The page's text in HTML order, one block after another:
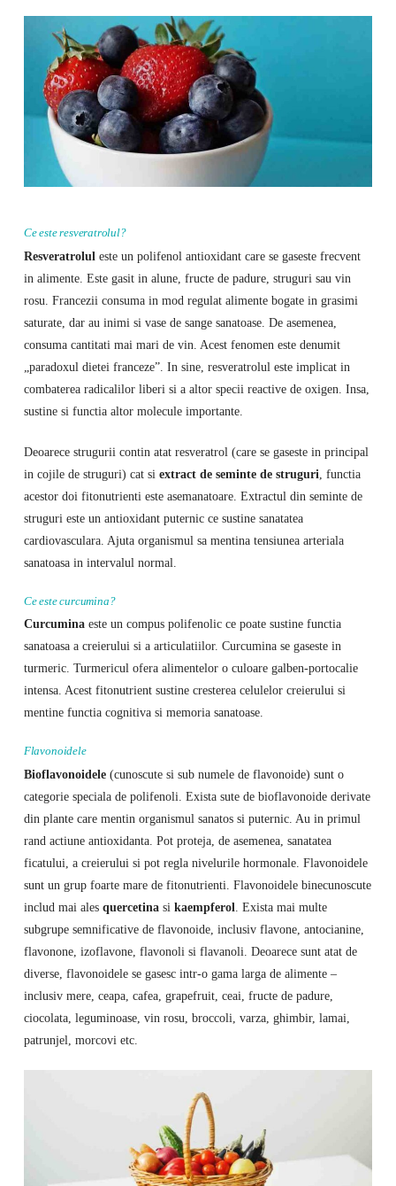
Ce este resveratrolul?
Resveratrolul este un polifenol antioxidant care se gaseste frecvent
in alimente. Este gasit in alune, fructe de padure, struguri sau vin
rosu. Francezii consuma in mod regulat alimente bogate in grasimi
saturate, dar au inimi si vase de sange sanatoase. De asemenea,
consuma cantitati mai mari de vin. Acest fenomen este denumit
„paradoxul dietei franceze”. In sine, resveratrolul este implicat in
combaterea radicalilor liberi si a altor specii reactive de oxigen. Insa,
sustine si functia altor molecule importante.
Deoarece strugurii contin atat resveratrol (care se gaseste in principal
in cojile de struguri) cat si extract de seminte de struguri, functia
acestor doi fitonutrienti este asemanatoare. Extractul din seminte de
struguri este un antioxidant puternic ce sustine sanatatea
cardiovasculara. Ajuta organismul sa mentina tensiunea arteriala
sanatoasa in intervalul normal.
Ce este curcumina?
Curcuminaeste un compus polifenolic ce poate sustine functia
sanatoasa a creierului si a articulatiilor. Curcumina se gaseste in
turmeric. Turmericul ofera alimentelor o culoare galben-portocalie
intensa. Acest fitonutrient sustine cresterea celulelor creierului si
mentine functia cognitiva si memoria sanatoase.
Flavonoidele
Bioflavonoidele(cunoscute si sub numele de flavonoide) sunt o
categorie speciala de polifenoli. Exista sute de bioflavonoide derivate
din plante care mentin organismul sanatos si puternic. Au in primul
rand actiune antioxidanta. Pot proteja, de asemenea, sanatatea
ficatului, a creierului si pot regla nivelurile hormonale. Flavonoidele
sunt un grup foarte mare de fitonutrienti. Flavonoidele binecunoscute
includ mai ales quercetinasi kaempferol . Exista mai multe
subgrupe semnificative de flavonoide, inclusiv flavone, antocianine,
flavonone, izoflavone, flavonoli si flavanoli. Deoarece sunt atat de
diverse, flavonoidele se gasesc intr-o gama larga de alimente –
inclusiv mere, ceapa, cafea, grapefruit, ceai, fructe de padure,
ciocolata, leguminoase, vin rosu, broccoli, varza, ghimbir, lamai,
patrunjel, morcovi etc.